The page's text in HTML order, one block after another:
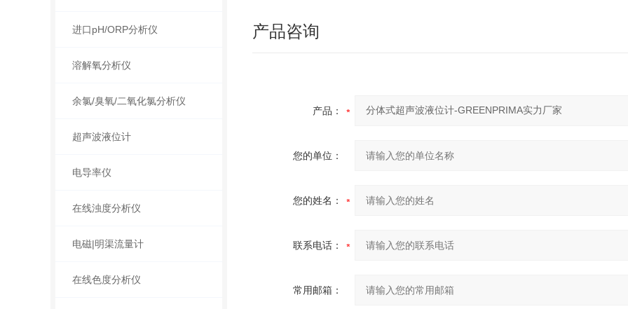
进口pH/ORP分析仪
溶解氧分析仪
余氯/臭氧/二氧化氯分析仪
超声波液位计
电导率仪
在线浊度分析仪
电磁|明渠流量计
在线色度分析仪
产品咨询
产品：
您的单位：
您的姓名：
联系电话：
常用邮箱：